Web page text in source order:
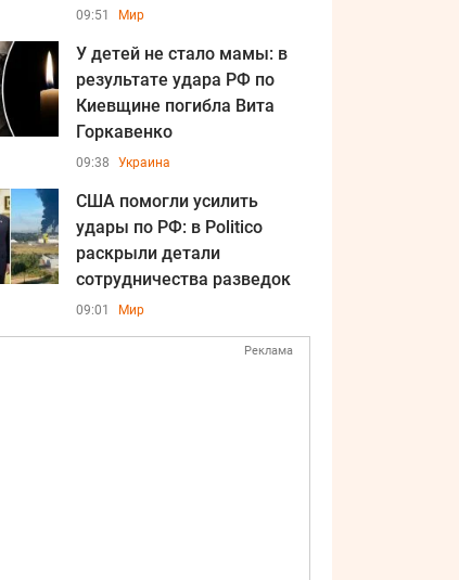
09:51 Мир
У детей не стало мамы: в
результате удара РФ по
Киевщине погибла Вита
Горкавенко
09:38 Украина
США помогли усилить
удары по РФ: в Politico
раскрыли детали
сотрудничества разведок
09:01 Мир
Реклама